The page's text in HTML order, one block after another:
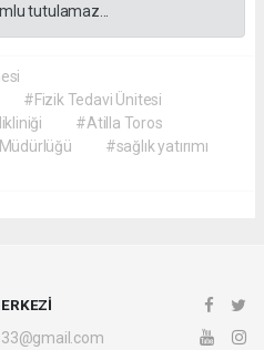
tutulamaz...
#Fizik Tedavi Ünitesi
#Atilla Toros
#sağlık yatırımı